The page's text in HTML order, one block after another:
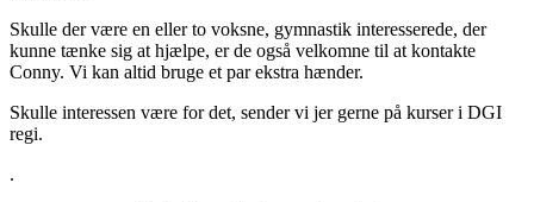
Skulle der være en eller to voksne, gymnastik interesserede, der
kunne tænke sig at hjælpe, er de også velkomne til at kontakte
Conny. Vi kan altid bruge et par ekstra hænder.
Skulle interessen være for det, sender vi jer gerne på kurser i DGI
regi.
.